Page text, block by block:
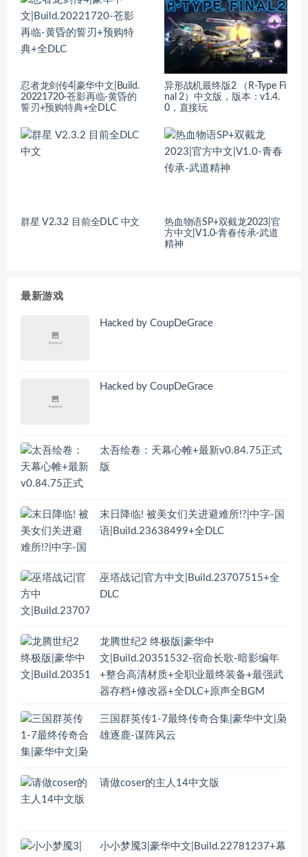
忍者龙剑传4|豪华中文|Build.
20221720-苍影再临-黄昏的
誓刃+预购特典+全DLC
异形战机最终版2 （R-Type Fi
nal 2）中文版，版本：v1.4.
0，直接玩
群星 V2.3.2 目前全DLC 中文
热血物语SP+双截龙2023|官
方中文|V1.0-青春传承-武道
精神
最新游戏
Hacked by CoupDeGrace
Hacked by CoupDeGrace
太吾绘卷：天幕心帷+最新v0.84.75正式
版
末日降临! 被美女们关进避难所!?|中字-国
语|Build.23638499+全DLC
巫塔战记|官方中文|Build.23707515+全
DLC
龙腾世纪2 终极版|豪华中
文|Build.20351532-宿命长歌-暗影编年
+整合高清材质+全职业最终装备+最强武
器存档+修改器+全DLC+原声全BGM
三国群英传1-7最终传奇合集|豪华中文|枭
雄逐鹿-谋阵风云
请做coser的主人14中文版
小小梦魇3|豪华中文|Build.22781237+幕